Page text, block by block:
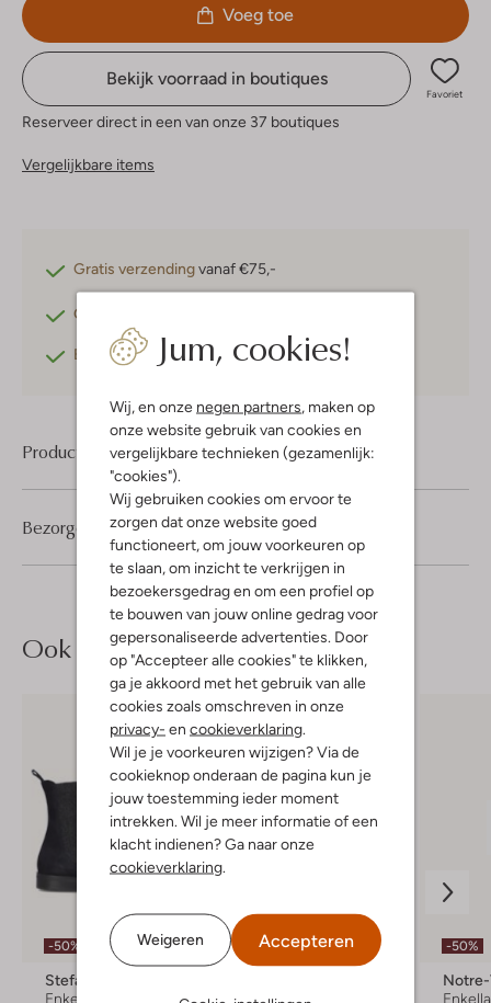
Jum, cookies!
Wij, en onze negen partners , maken op
onze website gebruik van cookies en
vergelijkbare technieken (gezamenlijk:
"cookies").
Wij gebruiken cookies om ervoor te
zorgen dat onze website goed
functioneert, om jouw voorkeuren op
te slaan, om inzicht te verkrijgen in
bezoekersgedrag en om een profiel op
te bouwen van jouw online gedrag voor
gepersonaliseerde advertenties. Door
op "Accepteer alle cookies" te klikken,
ga je akkoord met het gebruik van alle
cookies zoals omschreven in onze
privacy- en cookieverklaring
Wil je je voorkeuren wijzigen? Via de
cookieknop onderaan de pagina kun je
jouw toestemming ieder moment
intrekken. Wil je meer informatie of een
klacht indienen? Ga naar onze
cookieverklaring
Weigeren Accepteren
Voeg toe
Bekijk voorraad in boutiques
Favoriet
Reserveer direct in een van onze 37 boutiques
Vergelijkbare items
Gratis verzendingvanaf €75,-
Gratis retourneren
Betaal achterafmet Klarna
Product informatie
Bezorgen & retourneren
Ook iets voor jou?
-50%
Stefano Lauran
Enkellaarsjes
-50%
Enkellaarsjes
-50%